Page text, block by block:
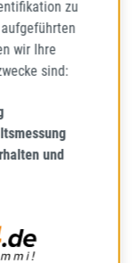
zu
wir Ihre
sind:
und